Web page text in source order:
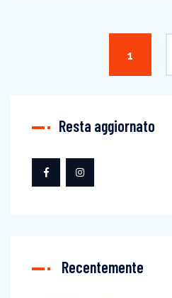
1
Resta aggiornato
Recentemente